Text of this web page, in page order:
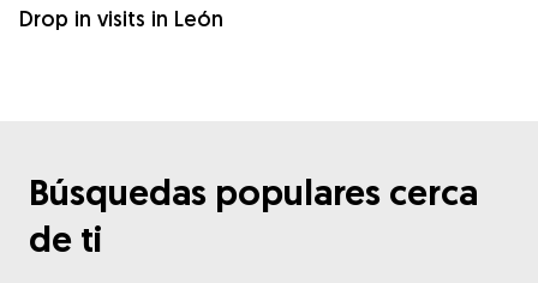
Drop in visits in León
Búsquedas populares cerca
de ti